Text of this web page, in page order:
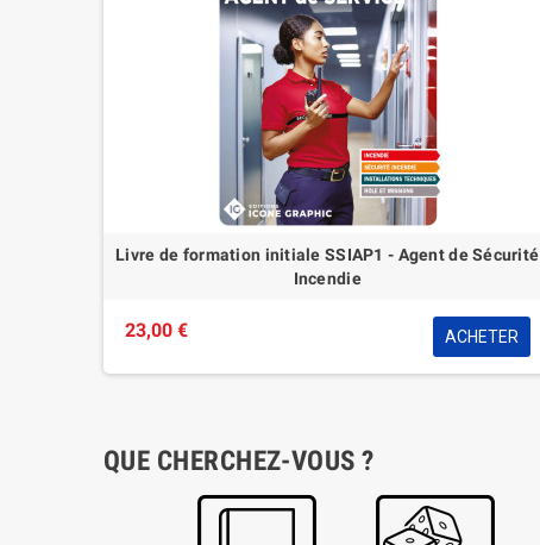
Livre de formation initiale - Agent de Prévention et de
Sécurité - TFP APS
35,00 € ACHETER
QUE CHERCHEZ-VOUS ?